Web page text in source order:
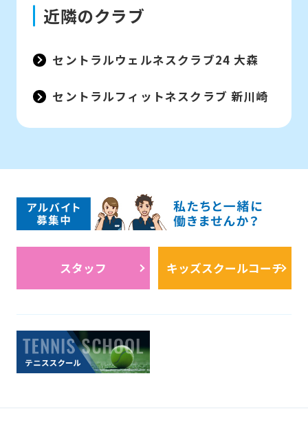
近隣のクラブ
セントラルウェルネスクラブ24 大森
セントラルフィットネスクラブ 新川崎
スタッフ キッズスクールコーチ